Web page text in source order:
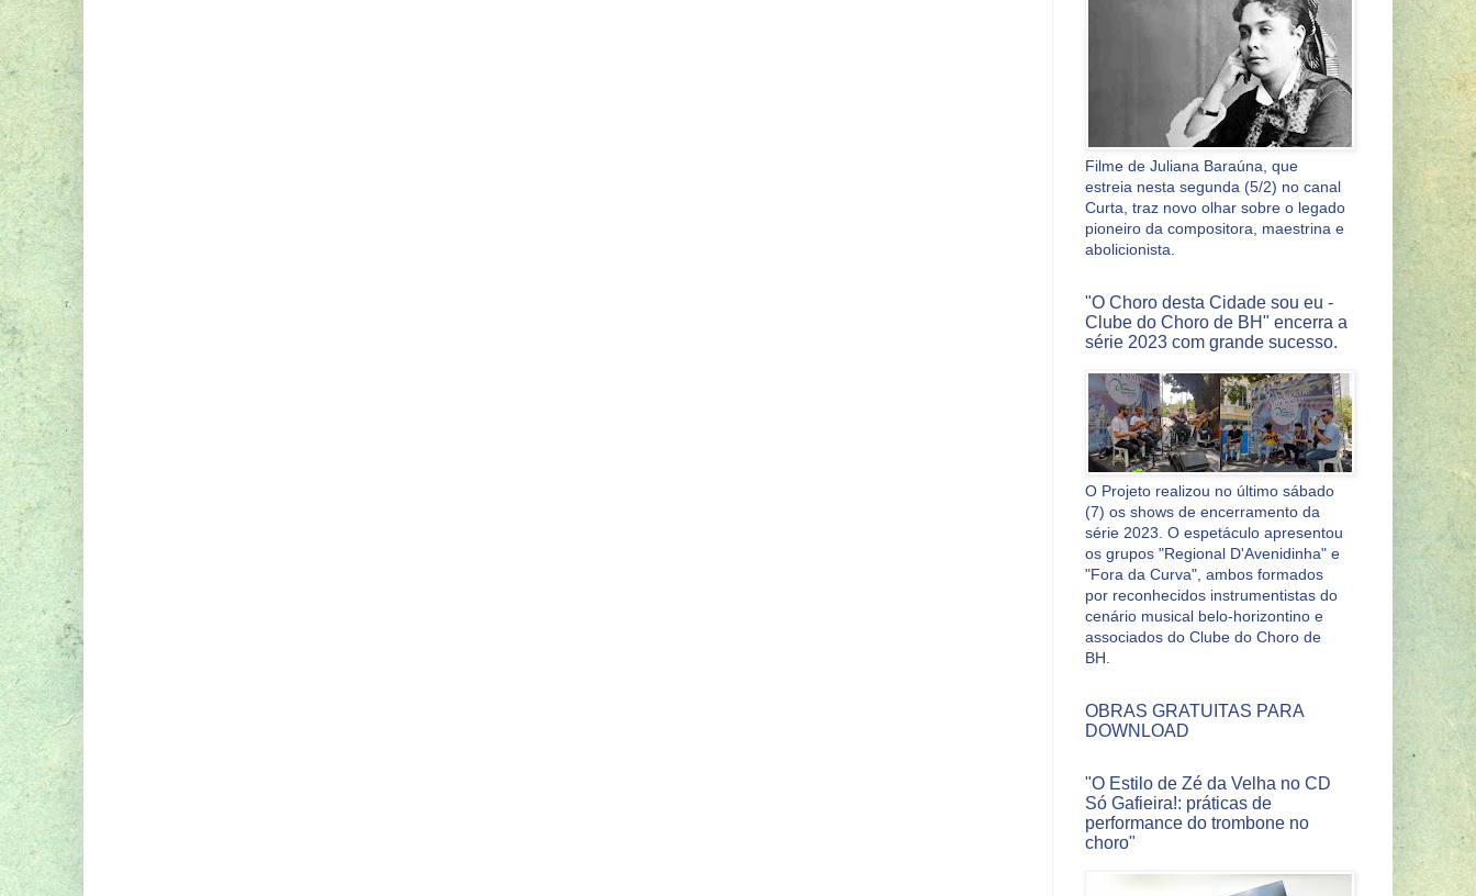
Filme de Juliana Baraúna, que
estreia nesta segunda (5/2) no canal
Curta, traz novo olhar sobre o legado
pioneiro da compositora, maestrina e
abolicionista.
"O Choro desta Cidade sou eu -
Clube do Choro de BH" encerra a
série 2023 com grande sucesso.
O Projeto realizou no último sábado
(7) os shows de encerramento da
série 2023. O espetáculo apresentou
os grupos "Regional D'Avenidinha" e
"Fora da Curva", ambos formados
por reconhecidos instrumentistas do
cenário musical belo-horizontino e
associados do Clube do Choro de
BH.
OBRAS GRATUITAS PARA
DOWNLOAD
"O Estilo de Zé da Velha no CD
Só Gafieira!: práticas de
performance do trombone no
choro"